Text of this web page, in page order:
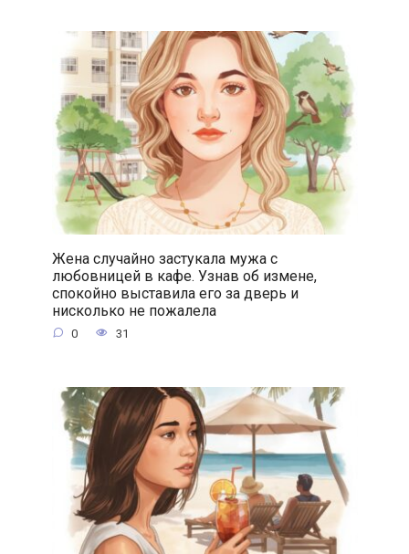
Жена случайно застукала мужа с
любовницей в кафе. Узнав об измене,
спокойно выставила его за дверь и
нисколько не пожалела
0 31